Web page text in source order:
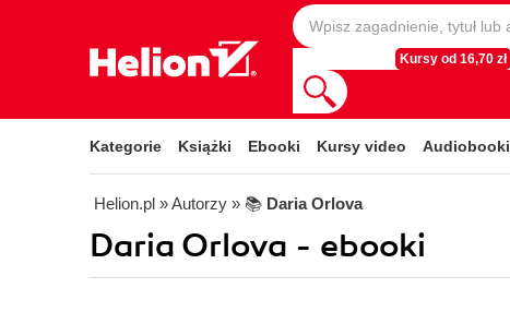
Kursy od 16,70 zł
Kategorie Książki Ebooki Kursy video Audiobooki
Helion.pl » Autorzy » 📚 Daria Orlova
Daria Orlova - ebooki